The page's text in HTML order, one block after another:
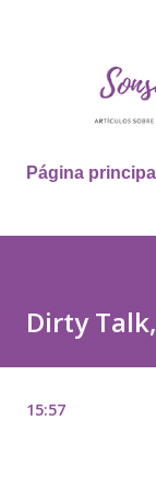
Página principal
Dirty
15:57